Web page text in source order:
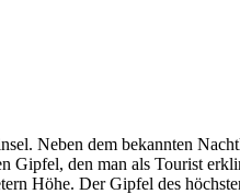
Neben dem bekannten
den man als Tourist
Höhe. Der Gipfel des